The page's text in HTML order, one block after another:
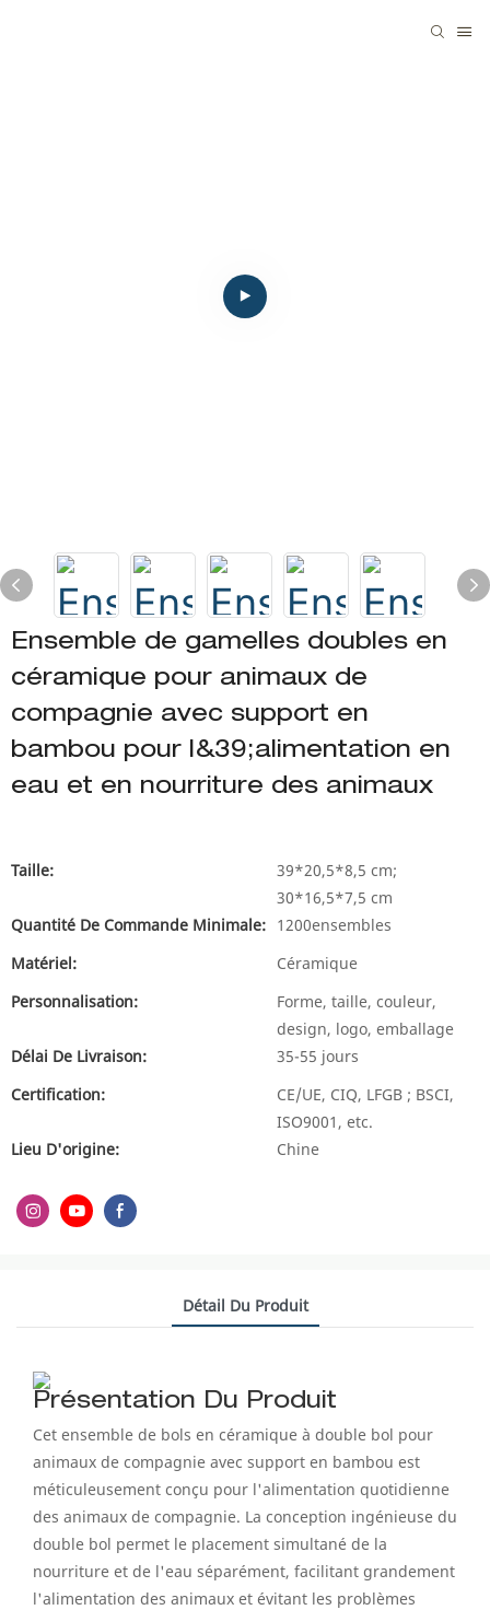
Ensemble de gamelles doubles en
céramique pour animaux de
compagnie avec support en
bambou pour l&39;alimentation en
eau et en nourriture des animaux
Taille:
39*20,5*8,5 cm;
30*16,5*7,5 cm
Quantité De Commande Minimale: 1200ensembles
Matériel:
Céramique
Personnalisation:
Forme, taille, couleur,
design, logo, emballage
Délai De Livraison:
35-55 jours
Certification:
CE/UE, CIQ, LFGB ; BSCI,
ISO9001, etc.
Lieu D'origine:
Chine
Détail Du Produit
Présentation Du Produit
Cet ensemble de bols en céramique à double bol pour
animaux de compagnie avec support en bambou est
méticuleusement conçu pour l'alimentation quotidienne
des animaux de compagnie. La conception ingénieuse du
double bol permet le placement simultané de la
nourriture et de l'eau séparément, facilitant grandement
l'alimentation des animaux et évitant les problèmes